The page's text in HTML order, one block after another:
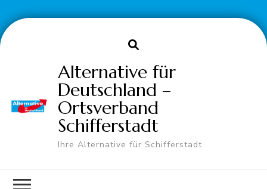
Alternative für
Deutschland –
Ortsverband
Schifferstadt
Ihre Alternative für Schifferstadt